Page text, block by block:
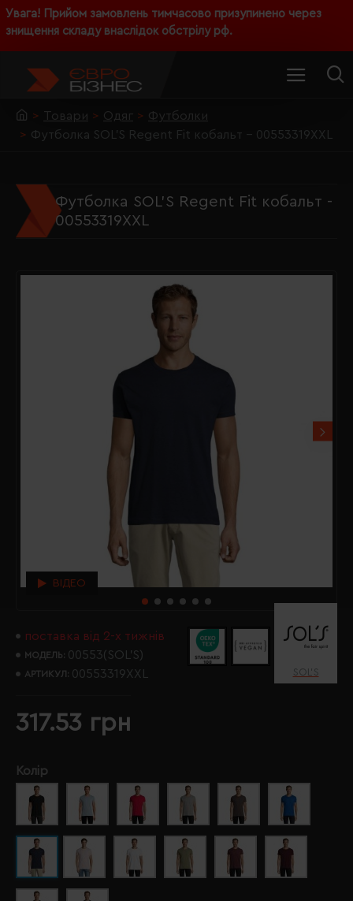
Увага! Прийом замовлень тимчасово призупинено через
знищення складу внаслідок обстрілу рф.
Товари Одяг
Футболки
Футболка SOL'S Regent Fit кобальт - 00553319XXL
Футболка SOL'S Regent Fit кобальт -
00553319XXL
ВІДЕО
поставка від 2-х тижнів
МОДЕЛЬ: 00553(SOL’S)
АРТИКУЛ: 00553319XXL SOL’S
317.53 грн
Колір